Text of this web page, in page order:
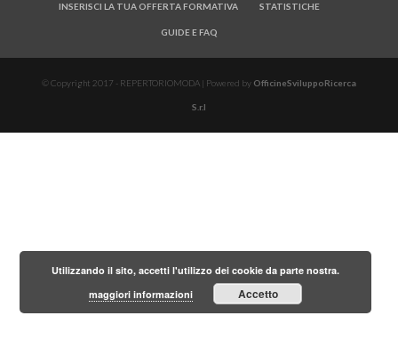
INSERISCI LA TUA OFFERTA FORMATIVA STATISTICHE
GUIDE E FAQ
© Copyright 2017 - REPERTORIOMODA | Powered by OfficineSviluppoRicerca
S.r.l
Utilizzando il sito, accetti l'utilizzo dei cookie da parte nostra.
maggiori informazioni
Accetto